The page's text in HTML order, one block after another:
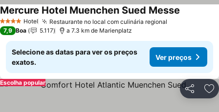
4 EstrelasHotel Restaurante no local com culinária regional
Mercure Hotel Muenchen Sued Messe
7,9 Boa 5.117 a 7.3 km de Marienplatz
Selecione as datas para ver os preços
exatos.
Ver preços
Partilhar
Escolha popular